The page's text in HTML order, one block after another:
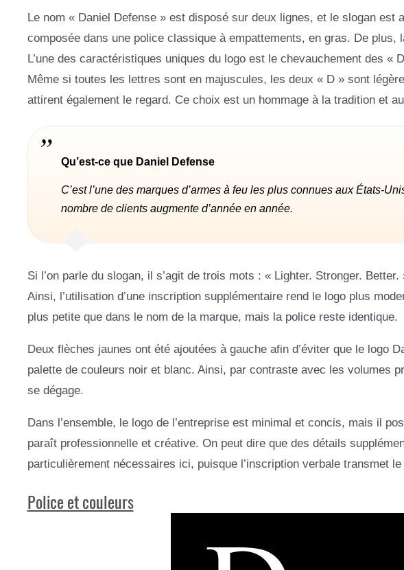
Le nom « Daniel Defense » est disposé sur deux lignes, et le slogan est
composée dans une police classique à empattements, en gras. De plus,
L’une des caractéristiques uniques du logo est le chevauchement des «
Même si toutes les lettres sont en majuscules, les deux « D » sont
attirent également le regard. Ce choix est un hommage à la tradition et
Qu’est-ce que Daniel Defense
C’est l’une des marques d’armes à feu les plus connues aux États-
nombre de clients augmente d’année en année.
Si l’on parle du slogan, il s’agit de trois mots : « Lighter. Stronger.
Ainsi, l’utilisation d’une inscription supplémentaire rend le logo plus
plus petite que dans le nom de la marque, mais la police reste identique.
Deux flèches jaunes ont été ajoutées à gauche afin d’éviter que le logo
palette de couleurs noir et blanc. Ainsi, par contraste avec les volumes
se dégage.
Dans l’ensemble, le logo de l’entreprise est minimal et concis, mais il
paraît professionnelle et créative. On peut dire que des détails
particulièrement nécessaires ici, puisque l’inscription verbale transmet
Police et couleurs